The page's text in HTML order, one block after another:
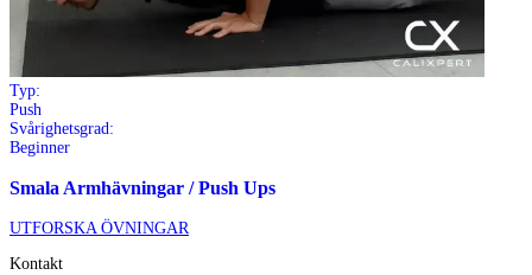
Typ:
Push
Svårighetsgrad:
Beginner
Smala Armhävningar / Push Ups
UTFORSKA ÖVNINGAR
Kontakt